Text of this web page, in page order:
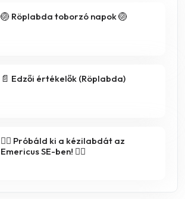
🏐 Röplabda toborzó napok 🏐
📄 Edzői értékelők (Röplabda)
🤾‍♀️ Próbáld ki a kézilabdát az
Emericus SE-ben! 🤾‍♂️